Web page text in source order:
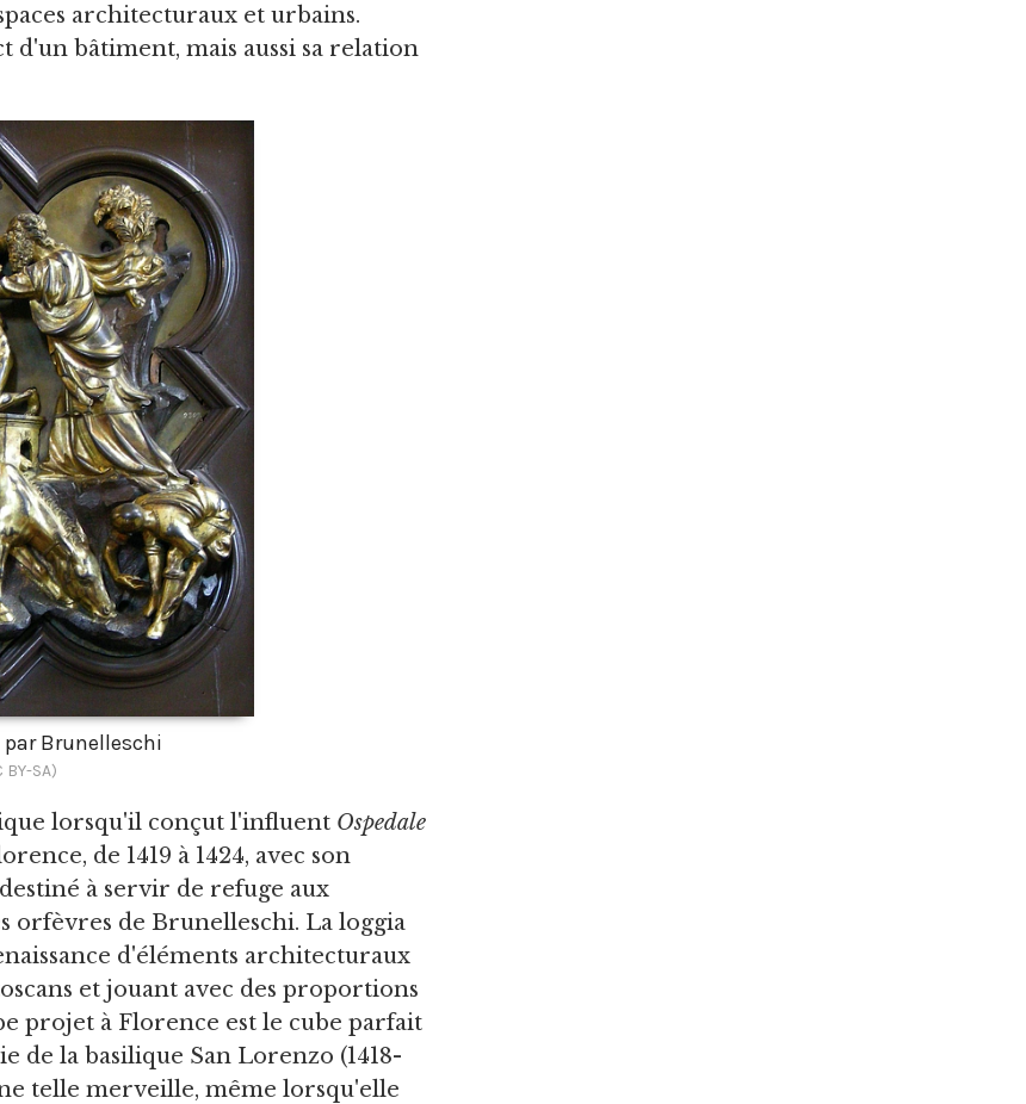
architecturaux et urbains.
d'un bâtiment, mais aussi sa relation
par Brunelleschi
BY-SA)
lorsqu'il conçut l'influent Ospedale
de 1419 à 1424, avec son
à servir de refuge aux
orfèvres de Brunelleschi. La loggia
d'éléments architecturaux
et jouant avec des proportions
projet à Florence est le cube parfait
de la basilique San Lorenzo (1418-
telle merveille, même lorsqu'elle